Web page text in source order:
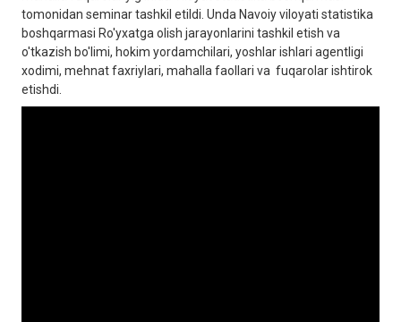
tomonidan seminar tashkil etildi. Unda Navoiy viloyati statistika
boshqarmasi Ro'yxatga olish jarayonlarini tashkil etish va
o'tkazish bo'limi, hokim yordamchilari, yoshlar ishlari agentligi
xodimi, mehnat faxriylari, mahalla faollari va fuqarolar ishtirok
etishdi.